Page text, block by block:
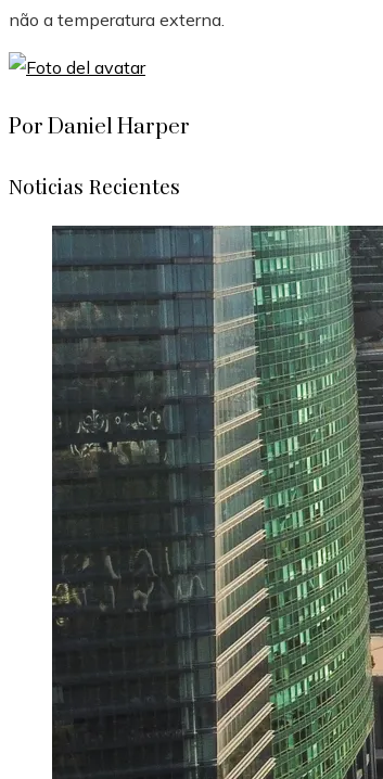
não a temperatura externa.
Por Daniel Harper
Noticias Recientes